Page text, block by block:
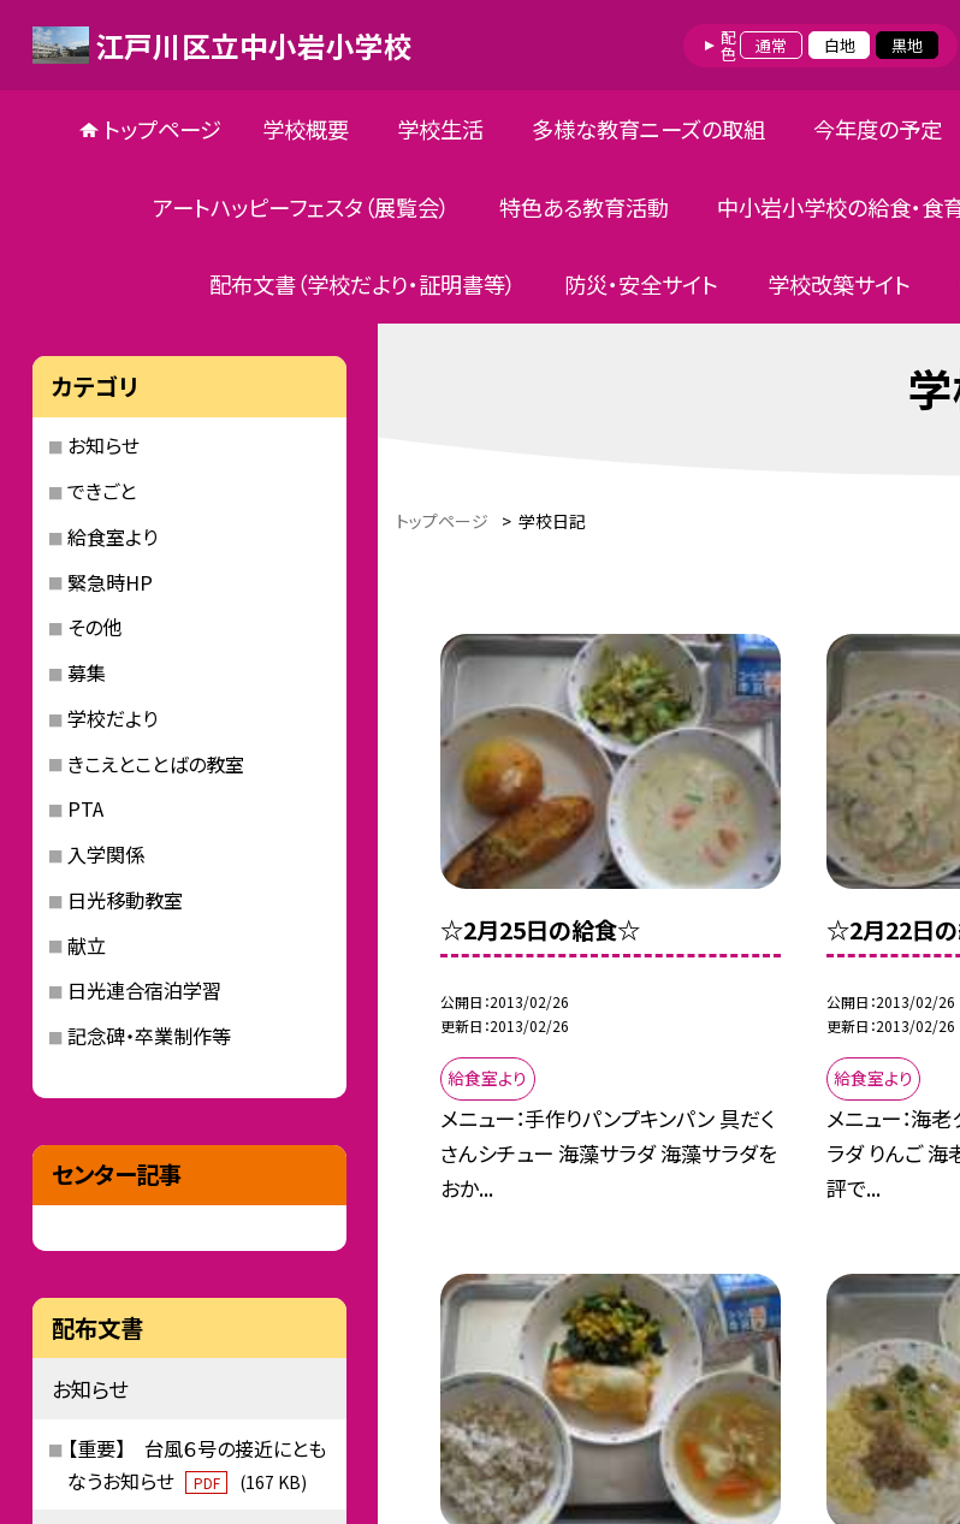
江戸川区立中小岩小学校 配色 通常 白地 黒地
トップページ 学校概要 学校生活 多様な教育ニーズの取組 今年度の予定
アートハッピーフェスタ（展覧会） 特色ある教育活動 中小岩小学校の給食・食
配布文書（学校だより・証明書等） 防災・安全サイト 学校改築サイト
トップページ > 学校日記
☆2月25日の給食☆
公開日 2013/02/26
更新日 2013/02/26
給食室より
メニュー：手作りパンプキンパン 具だく
さんシチュー 海藻サラダ 海藻サラダを
おか...
☆2月22日
公開日 2013/02/26
更新日 2013/02/26
給食室より
メニュー：海
ラダ りんご 海
評で...
カテゴリ
お知らせ
できごと
給食室より
緊急時HP
その他
募集
学校だより
きこえとことばの教室
PTA
入学関係
日光移動教室
献立
日光連合宿泊学習
記念碑・卒業制作等
センター記事
配布文書
お知らせ
【重要】 台風６号の接近にとも
なうお知らせ
PDF (167 KB)